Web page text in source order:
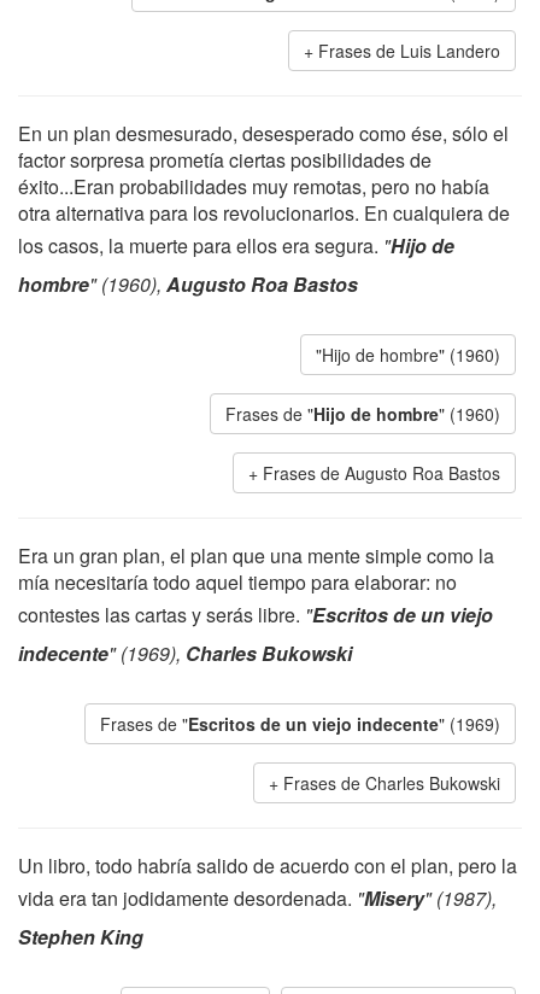
Frases de Luis Landero
En un plan desmesurado, desesperado como ése, sólo el
factor sorpresa prometía ciertas posibilidades de
éxito...Eran probabilidades muy remotas, pero no había
otra alternativa para los revolucionarios. En cualquiera de
los casos, la muerte para ellos era segura. "Hijo de
hombre" (1960), Augusto Roa Bastos
"Hijo de hombre" (1960)
Frases de "Hijo de hombre" (1960)
Frases de Augusto Roa Bastos
Era un gran plan, el plan que una mente simple como la
mía necesitaría todo aquel tiempo para elaborar: no
contestes las cartas y serás libre. "Escritos de un viejo
indecente" (1969), Charles Bukowski
Frases de "Escritos de un viejo indecente" (1969)
Frases de Charles Bukowski
Un libro, todo habría salido de acuerdo con el plan, pero la
vida era tan jodidamente desordenada. "Misery" (1987),
Stephen King